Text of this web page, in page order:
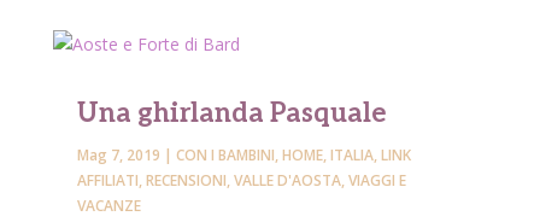
Una ghirlanda Pasquale
Mag 7, 2019 | CON I BAMBINI,HOME,ITALIA,LINK
AFFILIATI,RECENSIONI,VALLE D'AOSTA,VIAGGI E
VACANZE